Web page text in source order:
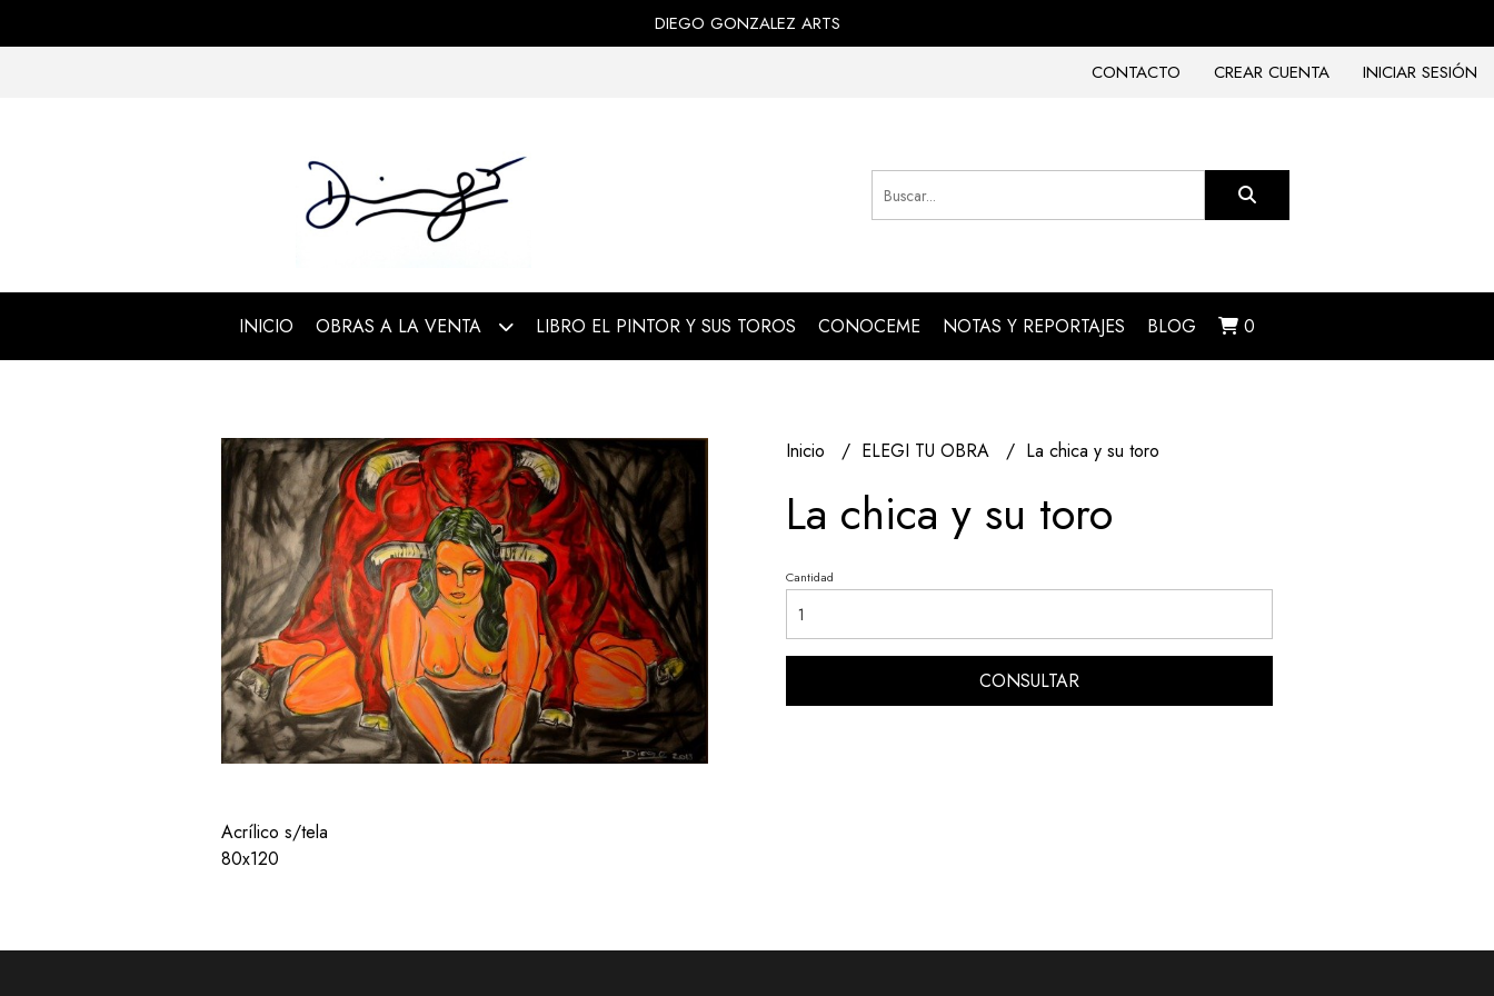
DIEGO GONZALEZ ARTS
CONTACTO
CREAR CUENTA INICIAR SESIÓN
INICIO OBRAS A LA VENTA LIBRO EL PINTOR Y SUS TOROS CONOCEME NOTAS Y REPORTAJES BLOG 0
Acrílico s/tela
80x120
Inicio ELEGI TU OBRA La chica y su toro
La chica y su toro
Cantidad
CONSULTAR